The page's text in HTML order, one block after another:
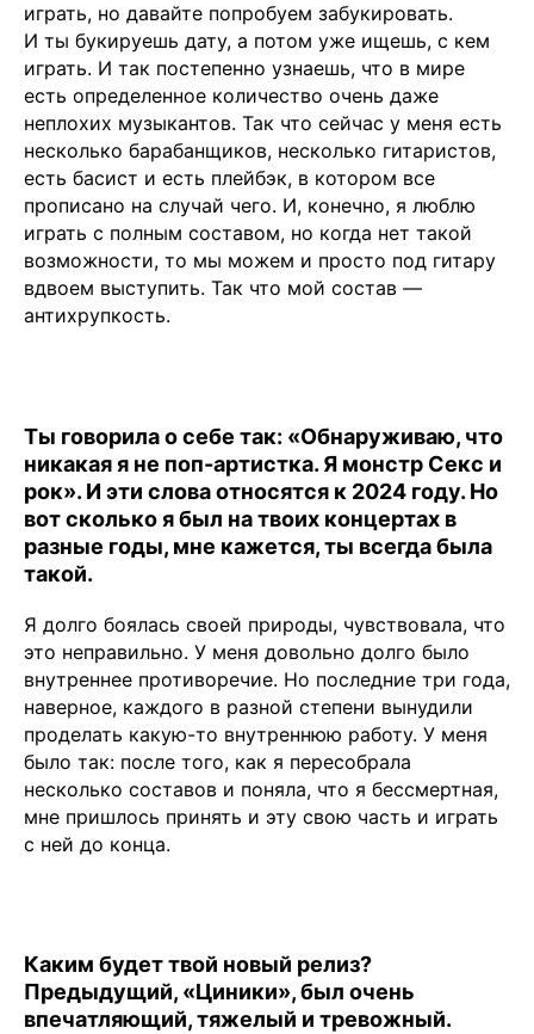
играть, но давайте попробуем забукировать.
И ты букируешь дату, а потом уже ищешь, с кем
играть. И так постепенно узнаешь, что в мире
есть определенное количество очень даже
неплохих музыкантов. Так что сейчас у меня есть
несколько барабанщиков, несколько гитаристов,
есть басист и есть плейбэк, в котором все
прописано на случай чего. И, конечно, я люблю
играть с полным составом, но когда нет такой
возможности, то мы можем и просто под гитару
вдвоем выступить. Так что мой состав —
антихрупкость.
Ты говорила о себе так: «Обнаруживаю, что
никакая я не поп-артистка. Я монстр Секс и
рок». И эти слова относятся к 2024 году. Но
вот сколько я был на твоих концертах в
разные годы, мне кажется, ты всегда была
такой.
Я долго боялась своей природы, чувствовала, что
это неправильно. У меня довольно долго было
внутреннее противоречие. Но последние три года,
наверное, каждого в разной степени вынудили
проделать какую-то внутреннюю работу. У меня
было так: после того, как я пересобрала
несколько составов и поняла, что я бессмертная,
мне пришлось принять и эту свою часть и играть
с ней до конца.
Каким будет твой новый релиз?
Предыдущий, «Циники», был очень
впечатляющий, тяжелый и тревожный.
*Instagram💧 Meta
Platforms Inc. запрещено
на территории России
Политика конфиденциальности
Пользовательское соглашение
Реквизиты
*Instagram💧
Телеграм
Вконтакте